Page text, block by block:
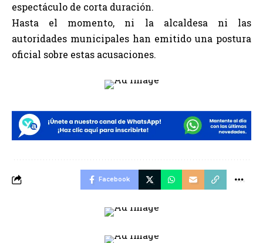
espectáculo de corta duración.
Hasta el momento, ni la alcaldesa ni las
autoridades municipales han emitido una postura
oficial sobre estas acusaciones.
Facebook